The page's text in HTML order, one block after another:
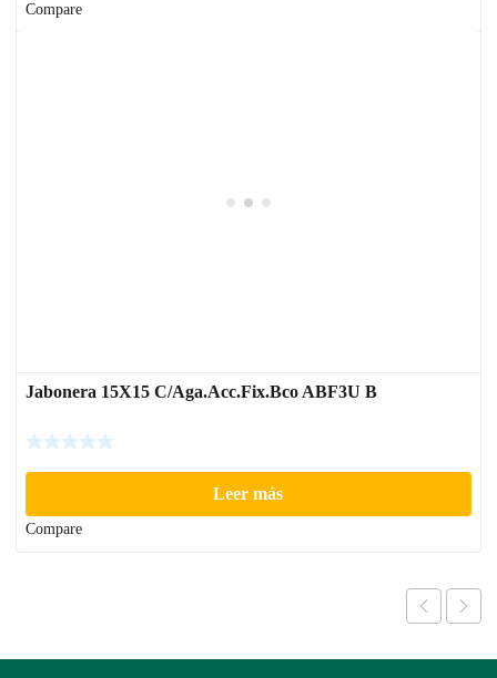
Compare
Jabonera 15X15 C/Aga.Acc.Fix.Bco ABF3U B
Leer más
Compare